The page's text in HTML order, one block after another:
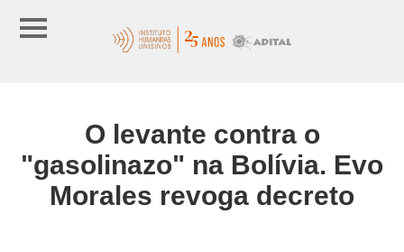
O levante contra o
"gasolinazo" na Bolívia. Evo
Morales revoga decreto